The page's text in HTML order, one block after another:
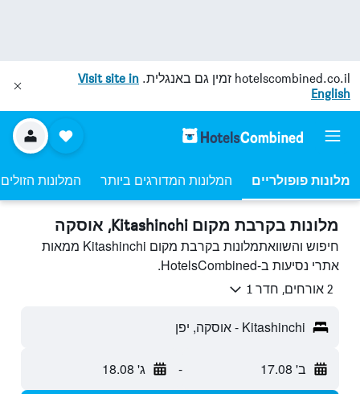
hotelscombined.co.il זמין גם באנגלית. Visit site in
English
מלונות פופולריים המלונות המדורגים ביותר המלונות
מלונות בקרבת מקום Kitashinchi, אוסקה
חיפוש והשוואתמלונות בקרבת מקום Kitashinchi ממאות
אתרי נסיעות ב-HotelsCombined.
2 אורחים, חדר 1
Kitashinchi - אוסקה, יפן
ב' 17.08 - ג' 18.08